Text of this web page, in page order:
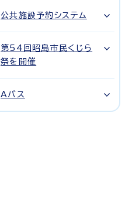
公共施設予約システム
第54回昭島市民くじら
祭を開催
Aバス